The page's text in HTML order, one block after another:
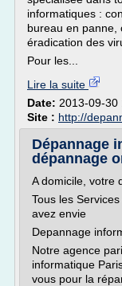
informatiques :
bureau en panne,
éradication des
Pour les...
Lire la suite
Date: 2013-09-30
Site : http://
Dépannage
dépannage
A domicile, votre
Tous les
avez envie
Depannage
Notre agence
informatique
vous pour la